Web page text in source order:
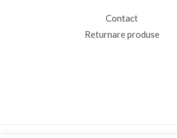
Contact
Returnare produse